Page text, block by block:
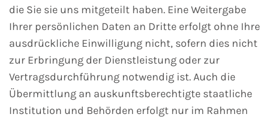
die Sie sie uns mitgeteilt haben. Eine Weitergabe
Ihrer persönlichen Daten an Dritte erfolgt ohne Ihre
ausdrückliche Einwilligung nicht, sofern dies nicht
zur Erbringung der Dienstleistung oder zur
Vertragsdurchführung notwendig ist. Auch die
Übermittlung an auskunftsberechtigte staatliche
Institution und Behörden erfolgt nur im Rahmen